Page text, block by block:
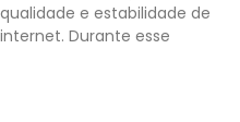
e estabilidade de
Durante esse